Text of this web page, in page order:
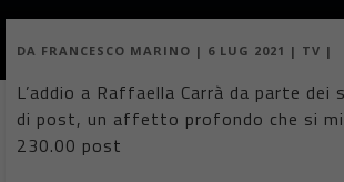
DA FRANCESCO MARINO | 6 LUG 2021 | TV |
L’addio a Raffaella Carrà da parte dei
di post, un affetto profondo che si
230.00 post